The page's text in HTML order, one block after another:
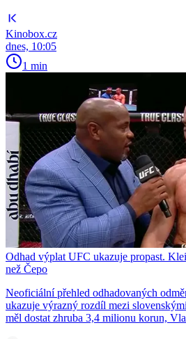
Kinobox.cz
dnes, 10:05
1 min
Odhad výplat UFC ukazuje propast.
než Čepo
Neoficiální přehled odhadovaných
ukazuje výrazný rozdíl mezi
měl dostat zhruba 3,4 milionu korun,